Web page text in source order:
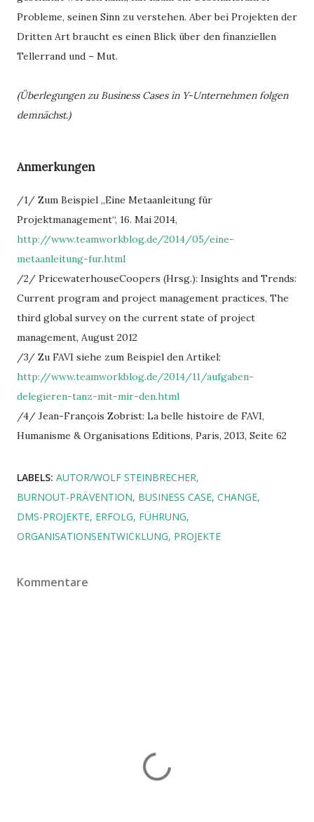
Probleme, seinen Sinn zu verstehen. Aber bei Projekten der
Dritten Art braucht es einen Blick über den finanziellen
Tellerrand und – Mut.
(Überlegungen zu Business Cases in Y-Unternehmen folgen
demnächst.)
Anmerkungen
/1/ Zum Beispiel „Eine Metaanleitung für
Projektmanagement“, 16. Mai 2014,
http://www.teamworkblog.de/2014/05/eine-
metaanleitung-fur.html
/2/ PricewaterhouseCoopers (Hrsg.): Insights and Trends:
Current program and project management practices, The
third global survey on the current state of project
management, August 2012
/3/ Zu FAVI siehe zum Beispiel den Artikel:
http://www.teamworkblog.de/2014/11/aufgaben-
delegieren-tanz-mit-mir-den.html
/4/ Jean-François Zobrist: La belle histoire de FAVI,
Humanisme & Organisations Editions, Paris, 2013, Seite 62
LABELS: AUTOR/WOLF STEINBRECHER
BURNOUT-PRÄVENTION BUSINESS CASE CHANGE
DMS-PROJEKTE ERFOLG FÜHRUNG
ORGANISATIONSENTWICKLUNG PROJEKTE
Kommentare